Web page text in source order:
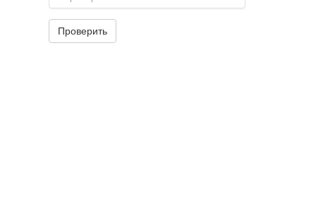
Проверить